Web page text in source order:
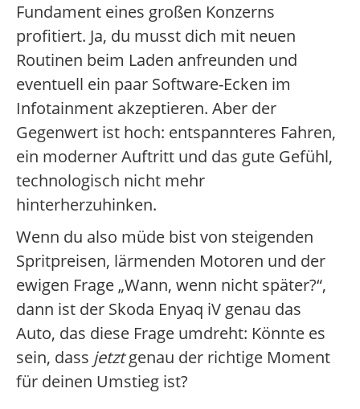
Fundament eines großen Konzerns
profitiert. Ja, du musst dich mit neuen
Routinen beim Laden anfreunden und
eventuell ein paar Software-Ecken im
Infotainment akzeptieren. Aber der
Gegenwert ist hoch: entspannteres Fahren,
ein moderner Auftritt und das gute Gefühl,
technologisch nicht mehr
hinterherzuhinken.
Wenn du also müde bist von steigenden
Spritpreisen, lärmenden Motoren und der
ewigen Frage „Wann, wenn nicht später?“,
dann ist der Skoda Enyaq iV genau das
Auto, das diese Frage umdreht: Könnte es
sein, dass jetztgenau der richtige Moment
für deinen Umstieg ist?